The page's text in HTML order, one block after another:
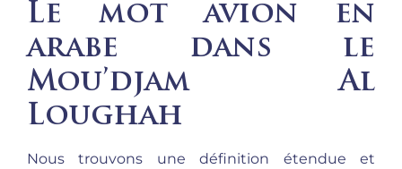
Le mot avion en
arabe dans le
Mou’djam Al
Loughah
Nous trouvons une définition étendue et